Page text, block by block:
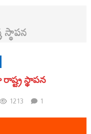
స్థాపన
స్థాపన
1213 1